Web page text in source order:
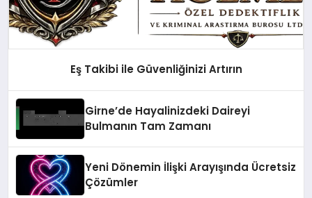
Eş Takibi ile Güvenliğinizi Artırın
Girne’de Hayalinizdeki Daireyi
Bulmanın Tam Zamanı
Yeni Dönemin İlişki Arayışında Ücretsiz
Çözümler